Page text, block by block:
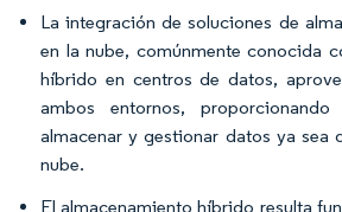
La integración de soluciones de
en la nube, comúnmente conocida
híbrido en centros de datos,
ambos entornos,
almacenar y gestionar datos ya sea
nube.
El almacenamiento híbrido resulta